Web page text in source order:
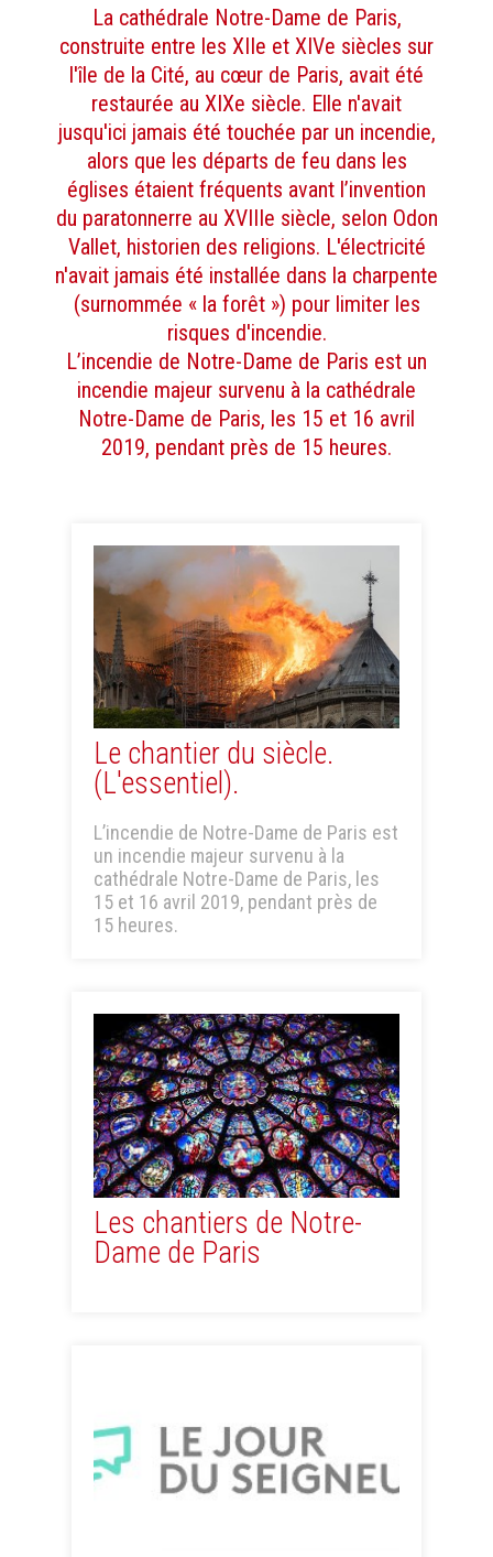
La cathédrale Notre-Dame de Paris,
construite entre les XIIe et XIVe siècles sur
l'île de la Cité, au cœur de Paris, avait été
restaurée au XIXe siècle. Elle n'avait
jusqu'ici jamais été touchée par un incendie,
alors que les départs de feu dans les
églises étaient fréquents avant l’invention
du paratonnerre au XVIIIe siècle, selon Odon
Vallet, historien des religions. L'électricité
n'avait jamais été installée dans la charpente
(surnommée « la forêt ») pour limiter les
risques d'incendie.
L’incendie de Notre-Dame de Paris est un
incendie majeur survenu à la cathédrale
Notre-Dame de Paris, les 15 et 16 avril
2019, pendant près de 15 heures.
Le chantier du siècle.
(L'essentiel).
L’incendie de Notre-Dame de Paris est
un incendie majeur survenu à la
cathédrale Notre-Dame de Paris, les
15 et 16 avril 2019, pendant près de
15 heures.
Les chantiers de Notre-
Dame de Paris